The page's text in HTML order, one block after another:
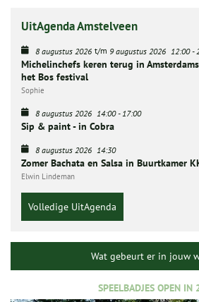
UitAgenda Amstelveen
8 augustus 2026 t/m 9 augustus 2026 12:00-
Michelinchefs keren terug in
het Bos festival
Sophie
8 augustus 2026 14:00-17:00
Sip & paint - in Cobra
8 augustus 2026 14:30
Zomer Bachata en Salsa in Buurtkamer
Elwin Lindeman
Volledige UitAgenda
Wat gebeurt er in jouw
SPEELBADJES OPEN IN